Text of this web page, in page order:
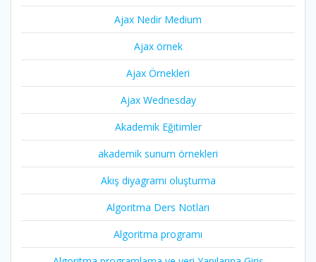
Ajax Nedir Medium
Ajax örnek
Ajax Örnekleri
Ajax Wednesday
Akademik Eğitimler
akademik sunum örnekleri
Akış diyagramı oluşturma
Algoritma Ders Notları
Algoritma programı